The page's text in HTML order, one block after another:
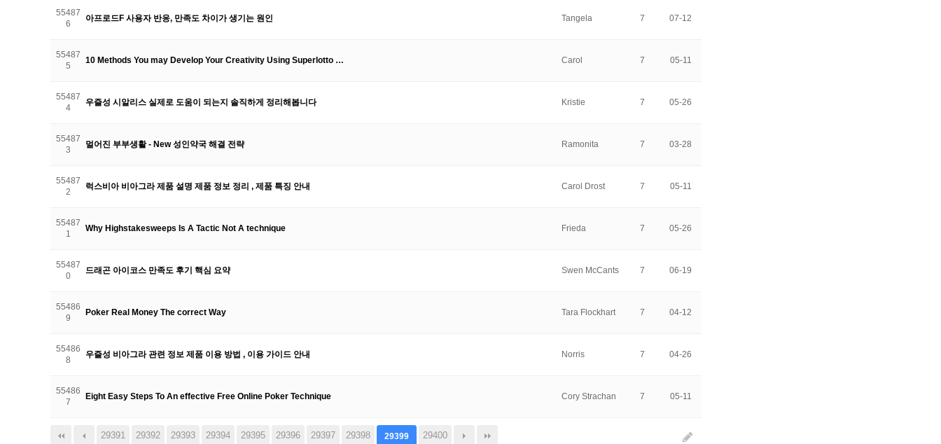
55487
6
아프로드F 사용자 반응, 만족도 차이가 생기는 원인 Tangela 7 07-12
55487
5
10 Methods You may Develop Your Creativity Using Superlotto … Carol 7 05-11
55487
4
우즐성 시알리스 실제로 도움이 되는지 솔직하게 정리해봅니다 Kristie 7 05-26
55487
3
멀어진 부부생활 - New 성인약국 해결 전략 Ramonita 7 03-28
55487
2
럭스비아 비아그라 제품 설명 제품 정보 정리 , 제품 특징 안내 Carol Drost 7 05-11
55487
1
Why Highstakesweeps Is A Tactic Not A technique Frieda 7 05-26
55487
0
드래곤 아이코스 만족도 후기 핵심 요약 Swen McCants 7 06-19
55486
9
Poker Real Money The correct Way Tara Flockhart 7 04-12
55486
8
우즐성 비아그라 관련 정보 제품 이용 방법 , 이용 가이드 안내 Norris 7 04-26
55486
7
Eight Easy Steps To An effective Free Online Poker Technique Cory Strachan 7 05-11
29391 29392 29393 29394 29395 29396 29397 29398 29399 29400
다음 맨끝